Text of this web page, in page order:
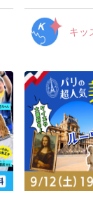
キッ